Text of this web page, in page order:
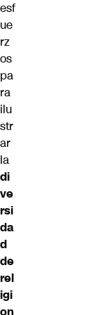
esf
ue
rz
os
pa
ra
ilu
str
ar
la
di
ve
rsi
da
d
de
rel
igi
on